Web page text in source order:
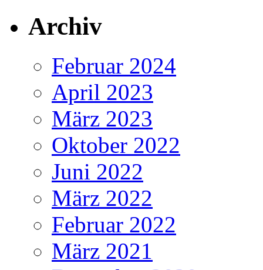
Archiv
Februar 2024
April 2023
März 2023
Oktober 2022
Juni 2022
März 2022
Februar 2022
März 2021